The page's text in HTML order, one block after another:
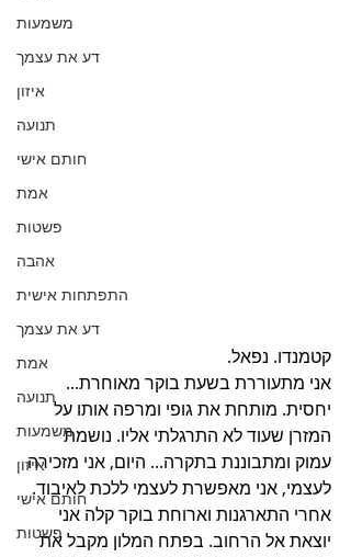
משמעות
דע את עצמך
איזון
תנועה
חותם אישי
אמת
פשטות
אהבה
התפתחות אישית
דע את עצמך
אמת
תנועה
משמעות
איזון
חותם אישי
פשטות
קטמנדו. נפאל.
אני מתעוררת בשעת בוקר מאוחרת...
יחסית. מותחת את גופי ומרפה אותו על
המזרן שעוד לא התרגלתי אליו. נושמת
עמוק ומתבוננת בתקרה... היום, אני מזכירה
לעצמי, אני מאפשרת לעצמי ללכת לאיבוד.
אחרי התארגנות וארוחת בוקר קלה אני
יוצאת אל הרחוב. בפתח המלון מקבל את